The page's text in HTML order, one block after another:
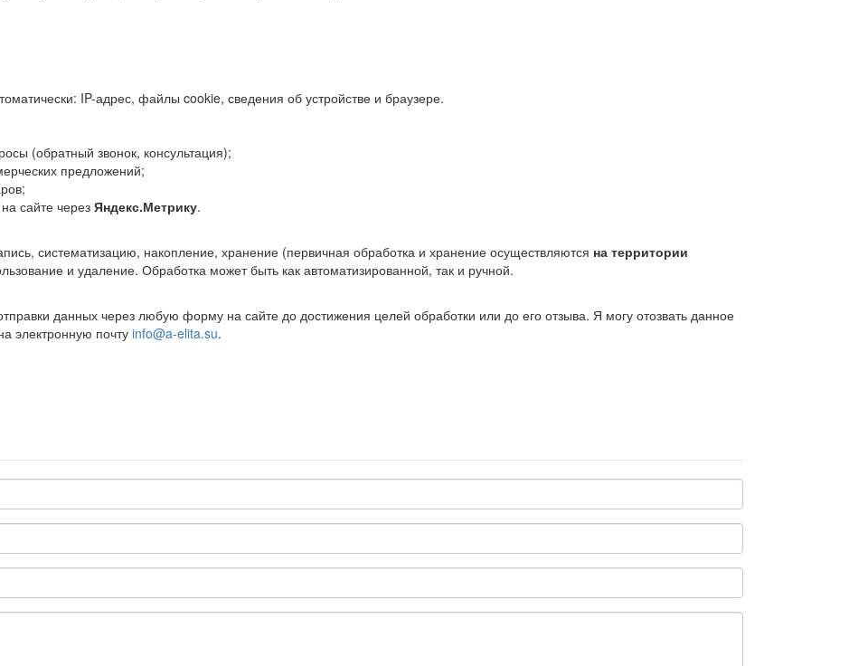
IP-адрес, файлы cookie, сведения об устройстве и браузере.
(обратный звонок, консультация);
предложений;
сайте через Яндекс.Метрику.
систематизацию, накопление, хранение (первичная обработка и хранение осуществляются на территории
и удаление. Обработка может быть как автоматизированной, так и ручной.
данных через любую форму на сайте до достижения целей обработки или до его отзыва. Я могу отозвать данное
электронную почту info@a-elita.su.